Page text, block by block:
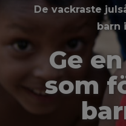
De vackraste
barn
Ge
som